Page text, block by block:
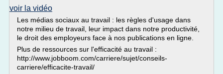
voir la vidéo
Les médias sociaux au travail : les règles d'usage dans
notre milieu de travail, leur impact dans notre productivité,
le droit des employeurs face à nos publications en ligne.
Plus de ressources sur l'efficacité au travail :
http://www.jobboom.com/carriere/sujet/conseils-
carriere/efficacite-travail/